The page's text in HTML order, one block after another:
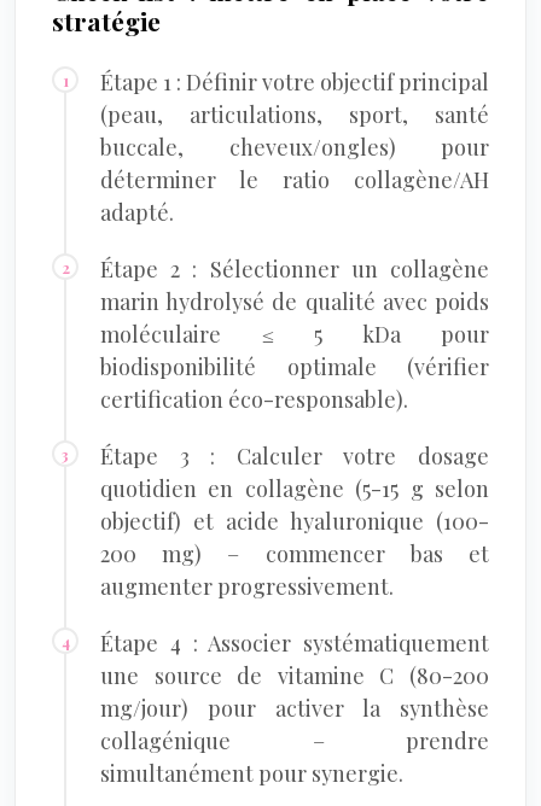
stratégie
Étape 1 : Définir votre objectif principal
(peau, articulations, sport, santé
buccale, cheveux/ongles) pour
déterminer le ratio collagène/AH
adapté.
Étape 2 : Sélectionner un collagène
marin hydrolysé de qualité avec poids
moléculaire ≤ 5 kDa pour
biodisponibilité optimale (vérifier
certification éco-responsable).
Étape 3 : Calculer votre dosage
quotidien en collagène (5-15 g selon
objectif) et acide hyaluronique (100-
200 mg) – commencer bas et
augmenter progressivement.
Étape 4 : Associer systématiquement
une source de vitamine C (80-200
mg/jour) pour activer la synthèse
collagénique – prendre
simultanément pour synergie.